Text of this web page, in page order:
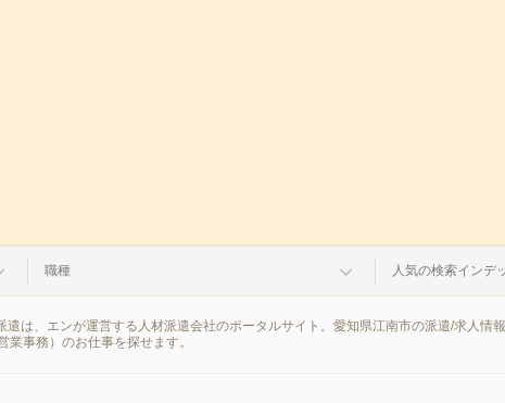
職種 人気の検索インデ
は、エンが運営する人材派遣会社のポータルサイト。愛知県江南市の派遣/求人情
事務）のお仕事を探せます。